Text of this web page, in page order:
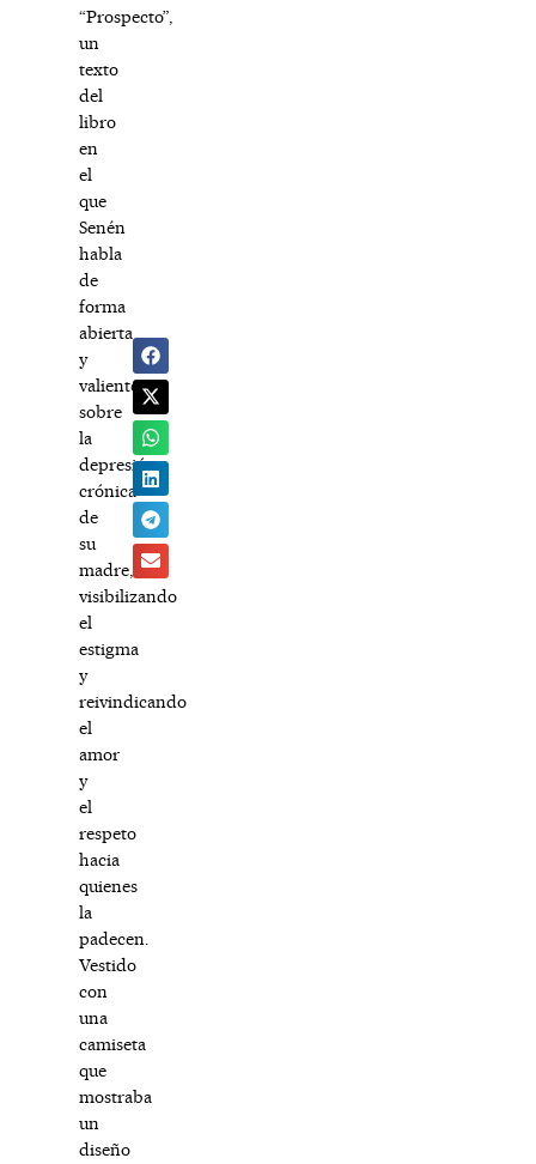
“Prospecto”,
un
texto
del
libro
en
el
que
Senén
habla
de
forma
abierta
y
valiente
sobre
la
depresión
crónica
de
su
madre,
visibilizando
el
estigma
y
reivindicando
el
amor
y
el
respeto
hacia
quienes
la
padecen.
Vestido
con
una
camiseta
que
mostraba
un
diseño